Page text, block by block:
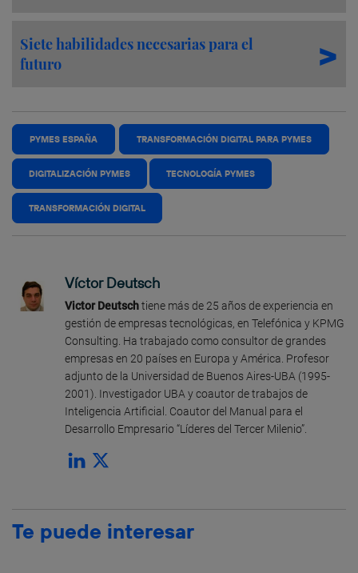
Siete habilidades necesarias para el
futuro
PYMES ESPAÑA TRANSFORMACIÓN DIGITAL PARA PYMES
DIGITALIZACIÓN PYMES TECNOLOGÍA PYMES
TRANSFORMACIÓN DIGITAL
Víctor Deutsch
Victor Deutschtiene más de 25 años de experiencia en
gestión de empresas tecnológicas, en Telefónica y KPMG
Consulting. Ha trabajado como consultor de grandes
empresas en 20 países en Europa y América. Profesor
adjunto de la Universidad de Buenos Aires-UBA (1995-
2001). Investigador UBA y coautor de trabajos de
Inteligencia Artificial. Coautor del Manual para el
Desarrollo Empresario “Líderes del Tercer Milenio”.
Te puede interesar